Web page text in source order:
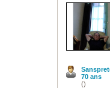
70 ans
()